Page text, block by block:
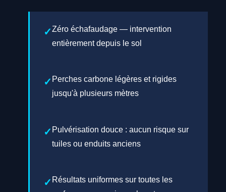
Zéro échafaudage — intervention
entièrement depuis le sol
Perches carbone légères et rigides
jusqu'à plusieurs mètres
Pulvérisation douce : aucun risque sur
tuiles ou enduits anciens
Résultats uniformes sur toutes les